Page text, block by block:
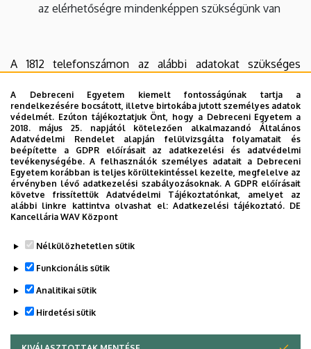
A Debreceni Egyetem kiemelt fontosságúnak tartja a
rendelkezésére bocsátott, illetve birtokába jutott személyes adatok
védelmét. Ezúton tájékoztatjuk Önt, hogy a Debreceni Egyetem a
2018. május 25. napjától kötelezően alkalmazandó Általános
Adatvédelmi Rendelet alapján felülvizsgálta folyamatait és
beépítette a GDPR előírásait az adatkezelési és adatvédelmi
tevékenységébe. A felhasználók személyes adatait a Debreceni
Egyetem korábban is teljes körültekintéssel kezelte, megfelelve az
érvényben lévő adatkezelési szabályozásoknak. A GDPR előírásait
követve frissítettük Adatvédelmi Tájékoztatónkat, amelyet az
alábbi linkre kattintva olvashat el:Adatkezelési tájékoztató. DE
Kancellária WAV Központ
Nélkülözhetetlen sütik
Funkcionális sütik
Analitikai sütik
Hirdetési sütik
az elérhetőségre mindenképpen szükségünk van
A 1812 telefonszámon az alábbi adatokat szükséges
édesanyja nevét
viselt név mellett a születési nevet
születés helyét és idejét
Kérjük, azelőjegyzett időpont előtt min. 15 perccel
szíveskedjenek érkezni.
Legutóbb frissítve: 2024. 09. 19. 08:47